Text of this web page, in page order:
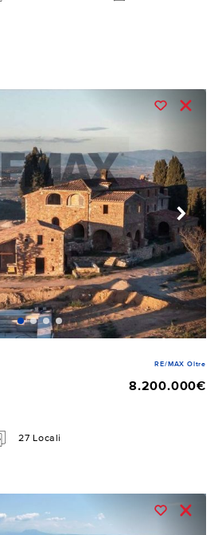
RE/MAX Oltre
8.200.000€
27 Locali